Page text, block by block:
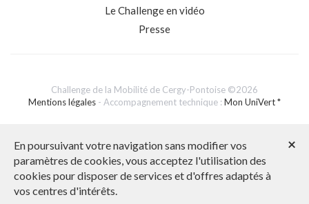
Le Challenge en vidéo
Presse
Challenge de la Mobilité de Cergy-Pontoise ©2026
Mentions légales - Accompagnement technique : Mon UniVert *
Assistance technique : 04 78 37 79 79 ou 04 76 09 60 05×
En poursuivant votre navigation sans modifier vos
paramètres de cookies, vous acceptez l'utilisation des
cookies pour disposer de services et d'offres adaptés à
vos centres d'intérêts.